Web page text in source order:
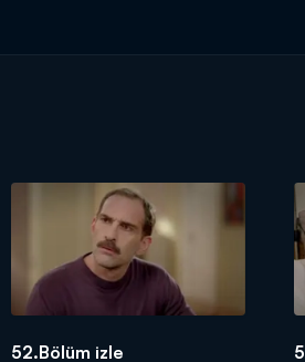
ve Gamze’yle aralarının bozulmasına
52.Bölüm izle